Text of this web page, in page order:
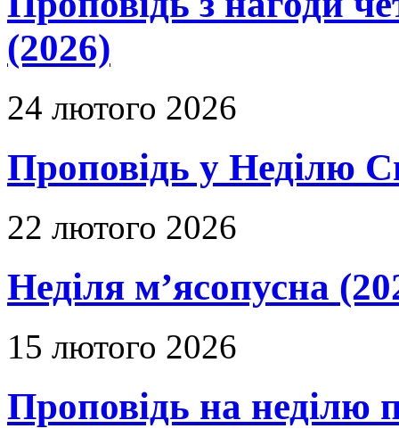
(2026)
24 лютого 2026
Проповідь у Неділю
22 лютого 2026
Неділя м’ясопусна
15 лютого 2026
Проповідь на неділю